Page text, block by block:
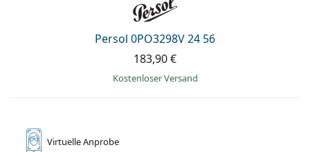
Persol 0PO3298V 24 56
183,90 €
Kostenloser Versand
VirtuelleAnprobe